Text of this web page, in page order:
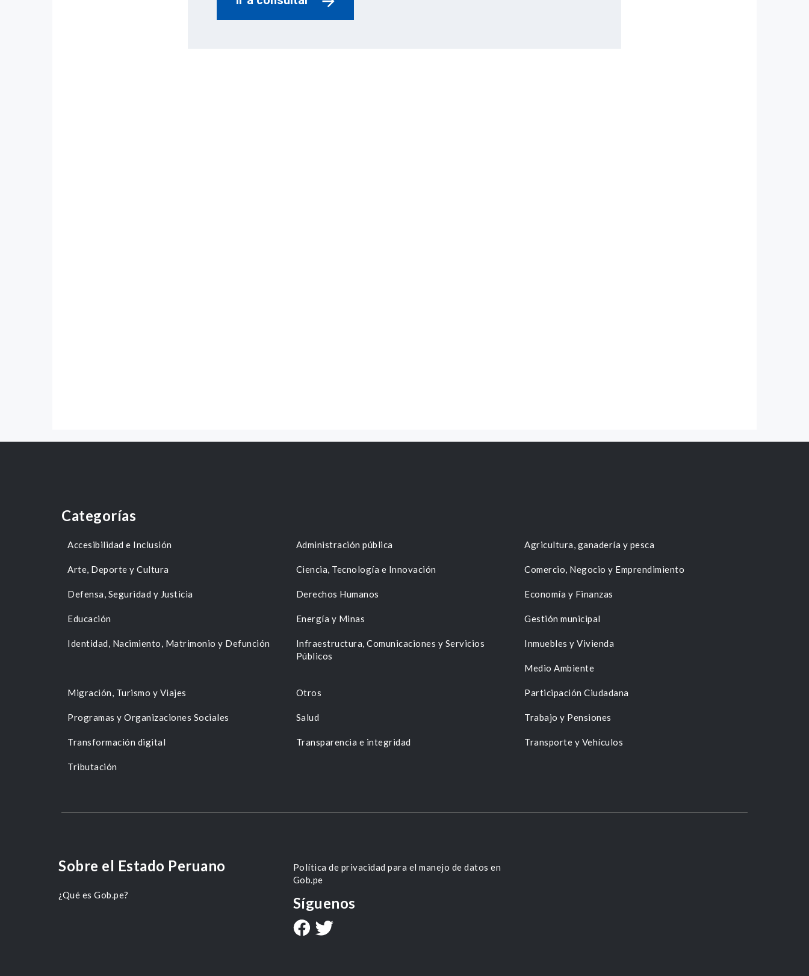
Categorías
Accesibilidad e Inclusión Administración pública Agricultura, ganadería y pesca
Arte, Deporte y Cultura Ciencia, Tecnología e Innovación Comercio, Negocio y Emprendimiento
Defensa, Seguridad y Justicia Derechos Humanos Economía y Finanzas
Educación Energía y Minas Gestión municipal
Identidad, Nacimiento, Matrimonio y Defunción
Infraestructura, Comunicaciones y Servicios
Públicos
Inmuebles y Vivienda
Medio Ambiente
Migración, Turismo y Viajes Otros Participación Ciudadana
Programas y Organizaciones Sociales Salud Trabajo y Pensiones
Transformación digital Transparencia e integridad Transporte y Vehículos
Tributación
Sobre el Estado Peruano
¿Qué es Gob.pe?
Política de privacidad para el manejo de datos en
Gob.pe
Síguenos